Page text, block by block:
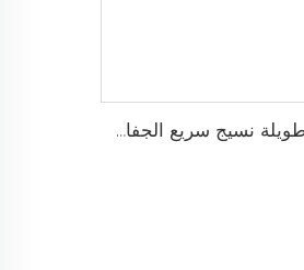
بولي رياضة السلة بأكمام طويلة نسيج سريع الجفاف للإحماء، شعار مخصص